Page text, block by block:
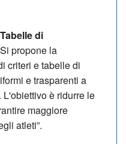
di
propone la
criteri e tabelle di
e trasparenti a
è ridurre le
maggiore
atleti”.